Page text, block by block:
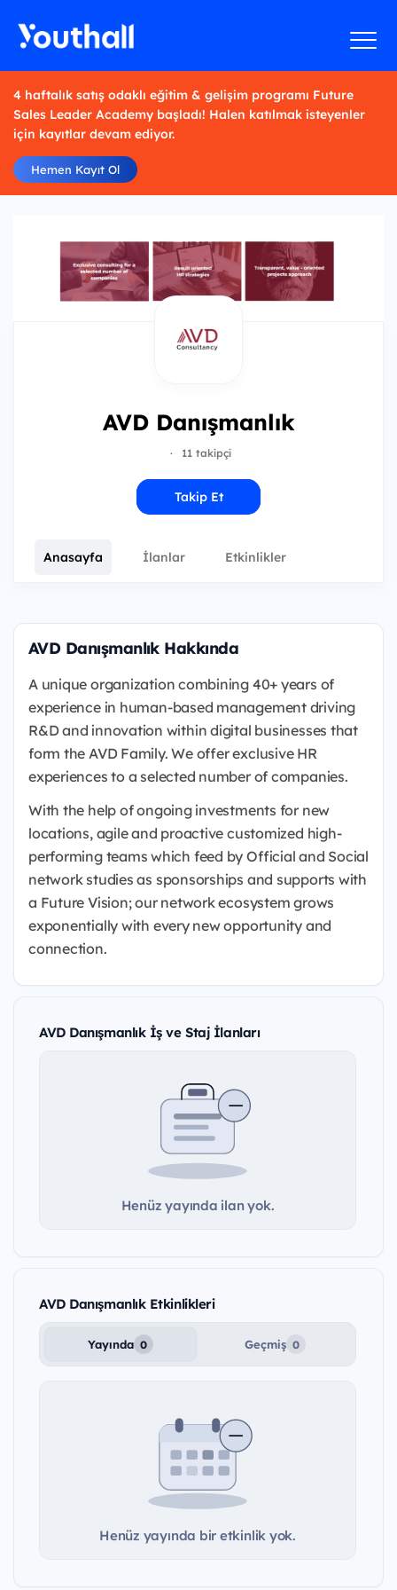
4 haftalık satış odaklı eğitim & gelişim programı Future
Sales Leader Academy başladı! Halen katılmak isteyenler
için kayıtlar devam ediyor.
Hemen Kayıt Ol
AVD Danışmanlık
· 11 takipçi
Takip Et
Anasayfa İlanlar Etkinlikler
AVD Danışmanlık Hakkında
A unique organization combining 40+ years of
experience in human-based management driving
R&D and innovation within digital businesses that
form the AVD Family. We offer exclusive HR
experiences to a selected number of companies.
With the help of ongoing investments for new
locations, agile and proactive customized high-
performing teams which feed by Official and Social
network studies as sponsorships and supports with
a Future Vision; our network ecosystem grows
exponentially with every new opportunity and
connection.
AVD Danışmanlık İş ve Staj İlanları
Henüz yayında ilan yok.
AVD Danışmanlık Etkinlikleri
Yayında 0 Geçmiş 0
Henüz yayında bir etkinlik yok.